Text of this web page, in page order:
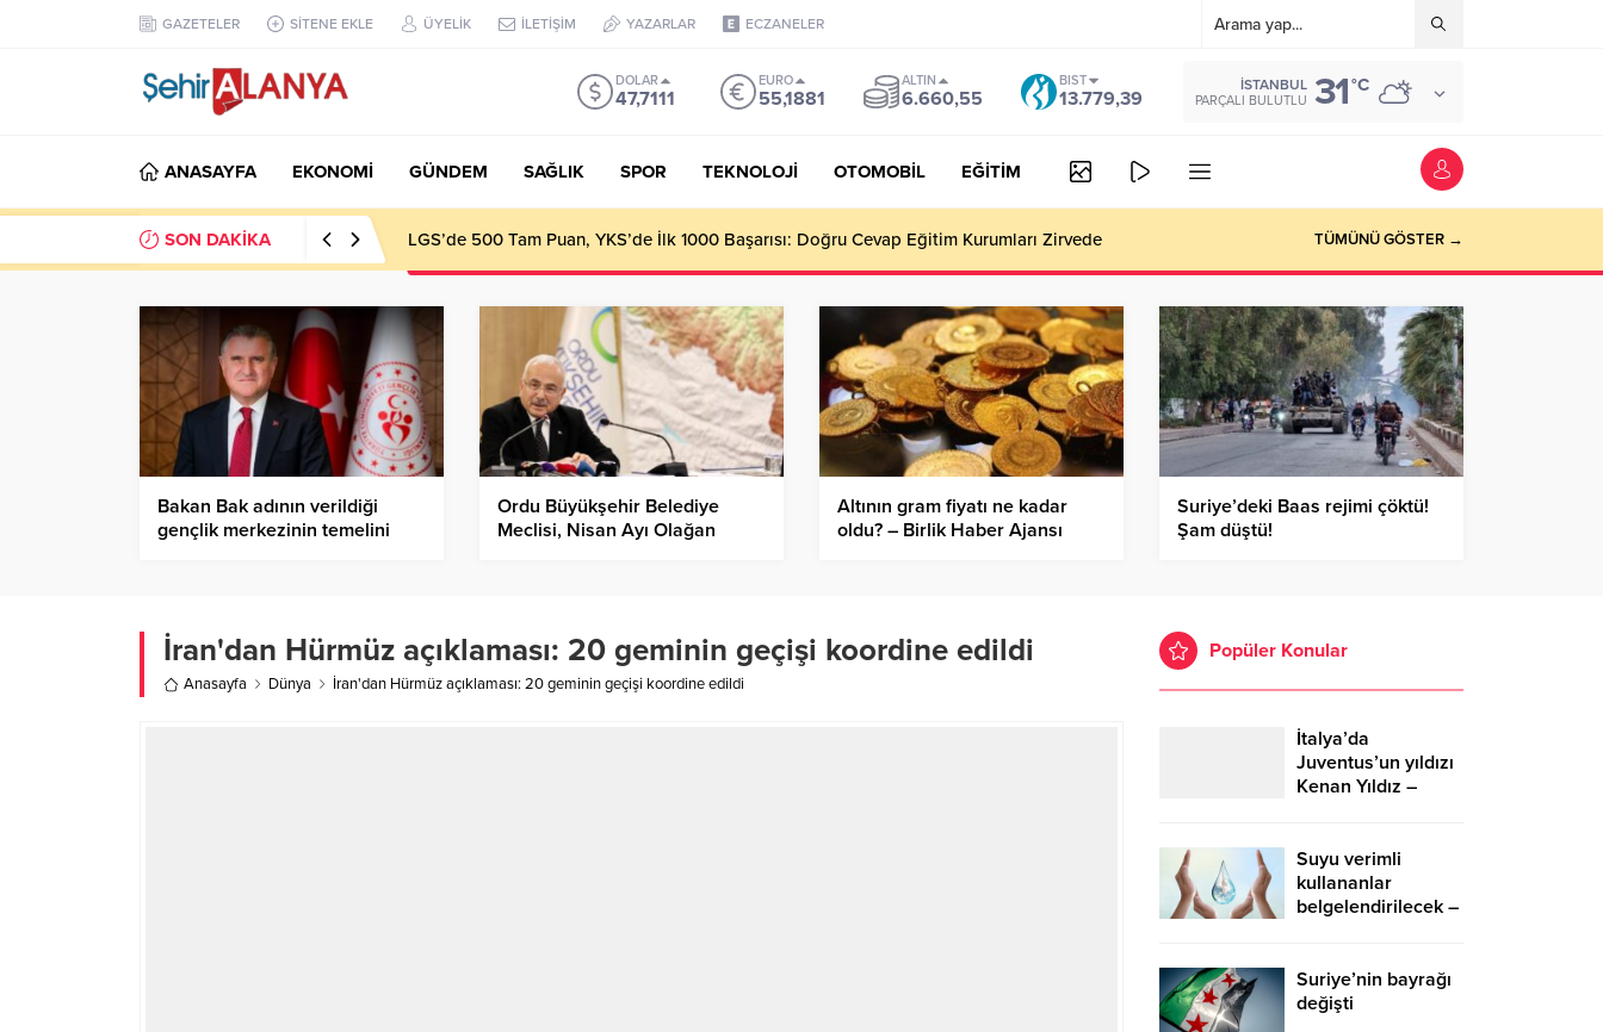
GAZETELER SİTENE EKLE ÜYELİK İLETİŞİM YAZARLAR ECZANELER
DOLAR
47,7111
EURO
55,1881
ALTIN
6.660,55
BIST
13.779,39
İSTANBUL
PARÇALI BULUTLU 31°C
ANASAYFA EKONOMİ GÜNDEM SAĞLIK SPOR TEKNOLOJİ OTOMOBİL EĞİTİM
SON DAKİKA LGS’de 500 Tam Puan, YKS’de İlk 1000 Başarısı: Doğru Cevap Eğitim Kurumları Zirvede TÜMÜNÜ GÖSTER →
Bakan Bak adının verildiği
gençlik merkezinin temelini
Ordu Büyükşehir Belediye
Meclisi, Nisan Ayı Olağan
Altının gram fiyatı ne kadar
oldu? – Birlik Haber Ajansı
Suriye’deki Baas rejimi çöktü!
Şam düştü!
İran'dan Hürmüz açıklaması: 20 geminin geçişi koordine edildi
Anasayfa Dünya İran'dan Hürmüz açıklaması: 20 geminin geçişi koordine edildi
Popüler Konular
İtalya’da
Juventus’un yıldızı
Kenan Yıldız –
Suyu verimli
kullananlar
belgelendirilecek –
Suriye’nin bayrağı
değişti